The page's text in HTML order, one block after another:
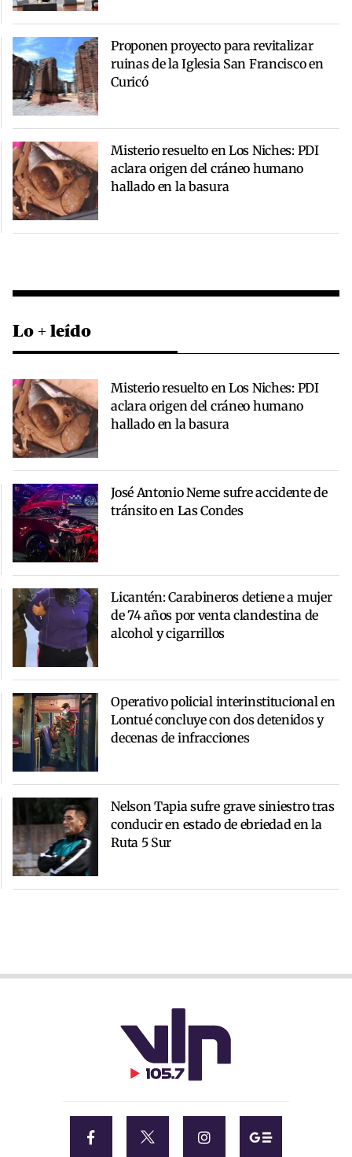
Proponen proyecto para revitalizar
ruinas de la Iglesia San Francisco en
Curicó
Misterio resuelto en Los Niches: PDI
aclara origen del cráneo humano
hallado en la basura
Lo + leído
Misterio resuelto en Los Niches: PDI
aclara origen del cráneo humano
hallado en la basura
José Antonio Neme sufre accidente de
tránsito en Las Condes
Licantén: Carabineros detiene a mujer
de 74 años por venta clandestina de
alcohol y cigarrillos
Operativo policial interinstitucional en
Lontué concluye con dos detenidos y
decenas de infracciones
Nelson Tapia sufre grave siniestro tras
conducir en estado de ebriedad en la
Ruta 5 Sur